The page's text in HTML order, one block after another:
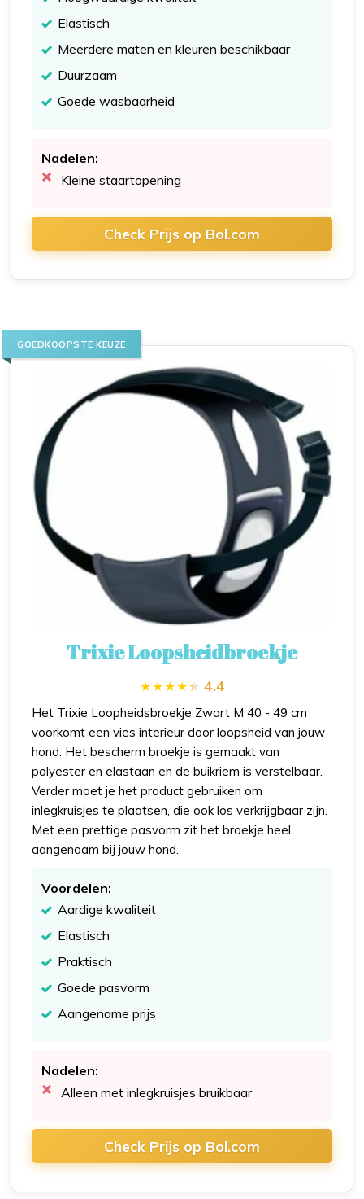
Elastisch
Meerdere maten en kleuren beschikbaar
Duurzaam
Goede wasbaarheid
Nadelen:
Kleine staartopening
Check Prijs op Bol.com
GOEDKOOPSTE KEUZE
Trixie Loopsheidbroekje
4.4
Het Trixie Loopheidsbroekje Zwart M 40 - 49 cm
voorkomt een vies interieur door loopsheid van jouw
hond. Het bescherm broekje is gemaakt van
polyester en elastaan en de buikriem is verstelbaar.
Verder moet je het product gebruiken om
inlegkruisjes te plaatsen, die ook los verkrijgbaar zijn.
Met een prettige pasvorm zit het broekje heel
aangenaam bij jouw hond.
Voordelen:
Aardige kwaliteit
Elastisch
Praktisch
Goede pasvorm
Aangename prijs
Nadelen:
Alleen met inlegkruisjes bruikbaar
Check Prijs op Bol.com